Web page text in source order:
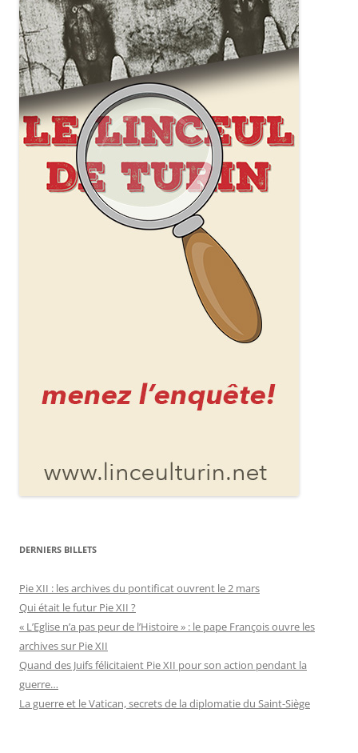
DERNIERS BILLETS
Pie XII : les archives du pontificat ouvrent le 2 mars
Qui était le futur Pie XII ?
« L’Eglise n’a pas peur de l’Histoire » : le pape François ouvre les
archives sur Pie XII
Quand des Juifs félicitaient Pie XII pour son action pendant la
guerre…
La guerre et le Vatican, secrets de la diplomatie du Saint-Siège